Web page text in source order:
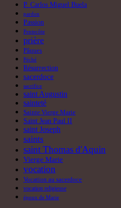
P. Carlos Miguel Buela
pardon
Passion
Pentecôte
prière
Pâques
Péché
Résurrection
sacerdoce
sacrifice
saint Augustin
sainteté
Sainte Vierge Marie
Saint Jean Paul II
saint Joseph
saints
saint Thomas d'Aquin
Vierge Marie
vocation
Vocation au sacerdoce
vocation religieuse
époux de Marie